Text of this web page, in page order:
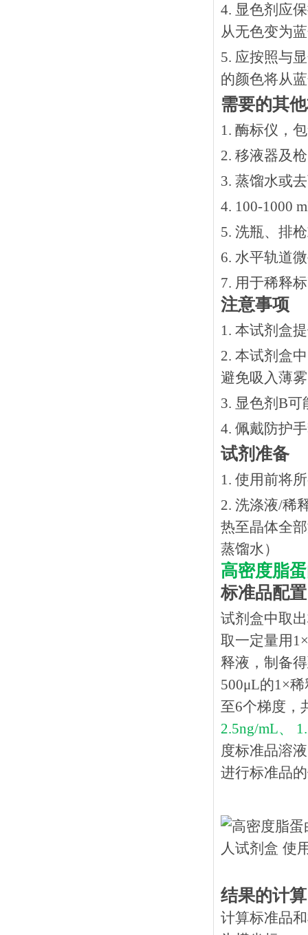
4. 显色剂应
从无色变为
5. 应按照与
的颜色将从
需要的其
1. 酶标仪，
2. 移液器及
3. 蒸馏水或
4. 100-1000
5. 洗瓶、排
6. 水平轨道
7. 用于稀释
注意事项
1. 本试剂盒
2. 本试剂盒
避免吸入薄
3. 显色剂B
4. 佩戴防护
试剂准备
1. 使用前将
2. 洗涤液/稀
热⾄晶体全
蒸馏水）
高密度脂
标准品配置
试剂盒中取
取一定量用
释液，制备
500μL的1×
至6个梯度，
2.5ng/mL、
度标准品溶
进行标准品
结果的计算
计算标准品